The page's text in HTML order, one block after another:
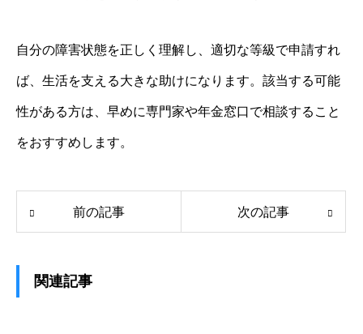
自分の障害状態を正しく理解し、適切な等級で申請すれ
ば、生活を支える大きな助けになります。該当する可能
性がある方は、早めに専門家や年金窓口で相談すること
をおすすめします。
前の記事 次の記事
関連記事